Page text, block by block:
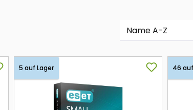
5 auf Lager 46